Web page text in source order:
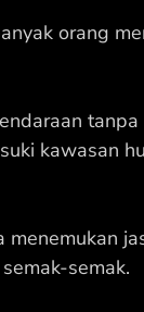
orang
kawasan
menemukan
semak.